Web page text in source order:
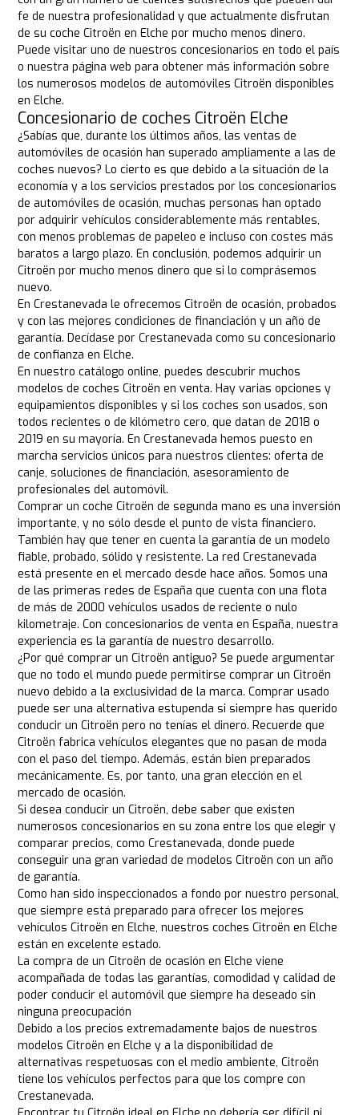
fe de nuestra profesionalidad y que actualmente disfrutan
de su coche Citroën en Elche por mucho menos dinero.
Puede visitar uno de nuestros concesionarios en todo el país
o nuestra página web para obtener más información sobre
los numerosos modelos de automóviles Citroën disponibles
en Elche.
Concesionario de coches Citroën Elche
¿Sabías que, durante los últimos años, las ventas de
automóviles de ocasión han superado ampliamente a las de
coches nuevos? Lo cierto es que debido a la situación de la
economía y a los servicios prestados por los concesionarios
de automóviles de ocasión, muchas personas han optado
por adquirir vehículos considerablemente más rentables,
con menos problemas de papeleo e incluso con costes más
baratos a largo plazo. En conclusión, podemos adquirir un
Citroën por mucho menos dinero que si lo comprásemos
nuevo.
En Crestanevada le ofrecemos Citroën de ocasión, probados
y con las mejores condiciones de financiación y un año de
garantía. Decídase por Crestanevada como su concesionario
de confianza en Elche.
En nuestro catálogo online, puedes descubrir muchos
modelos de coches Citroën en venta. Hay varias opciones y
equipamientos disponibles y si los coches son usados, son
todos recientes o de kilómetro cero, que datan de 2018 o
2019 en su mayoría. En Crestanevada hemos puesto en
marcha servicios únicos para nuestros clientes: oferta de
canje, soluciones de financiación, asesoramiento de
profesionales del automóvil.
Comprar un coche Citroën de segunda mano es una inversión
importante, y no sólo desde el punto de vista financiero.
También hay que tener en cuenta la garantía de un modelo
fiable, probado, sólido y resistente. La red Crestanevada
está presente en el mercado desde hace años. Somos una
de las primeras redes de España que cuenta con una flota
de más de 2000 vehículos usados de reciente o nulo
kilometraje. Con concesionarios de venta en España, nuestra
experiencia es la garantía de nuestro desarrollo.
¿Por qué comprar un Citroën antiguo? Se puede argumentar
que no todo el mundo puede permitirse comprar un Citroën
nuevo debido a la exclusividad de la marca. Comprar usado
puede ser una alternativa estupenda si siempre has querido
conducir un Citroën pero no tenías el dinero. Recuerde que
Citroën fabrica vehículos elegantes que no pasan de moda
con el paso del tiempo. Además, están bien preparados
mecánicamente. Es, por tanto, una gran elección en el
mercado de ocasión.
Si desea conducir un Citroën, debe saber que existen
numerosos concesionarios en su zona entre los que elegir y
comparar precios, como Crestanevada, donde puede
conseguir una gran variedad de modelos Citroën con un año
de garantía.
Como han sido inspeccionados a fondo por nuestro personal,
que siempre está preparado para ofrecer los mejores
vehículos Citroën en Elche, nuestros coches Citroën en Elche
están en excelente estado.
La compra de un Citroën de ocasión en Elche viene
acompañada de todas las garantías, comodidad y calidad de
poder conducir el automóvil que siempre ha deseado sin
ninguna preocupación
Debido a los precios extremadamente bajos de nuestros
modelos Citroën en Elche y a la disponibilidad de
alternativas respetuosas con el medio ambiente, Citroën
tiene los vehículos perfectos para que los compre con
Crestanevada.